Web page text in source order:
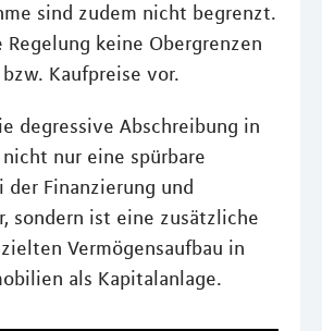
sind zudem nicht begrenzt.
keine Obergrenzen
Kaufpreise vor.
degressive Abschreibung in
nur eine spürbare
der Finanzierung und
sondern ist eine zusätzliche
Vermögensaufbau in
als Kapitalanlage.